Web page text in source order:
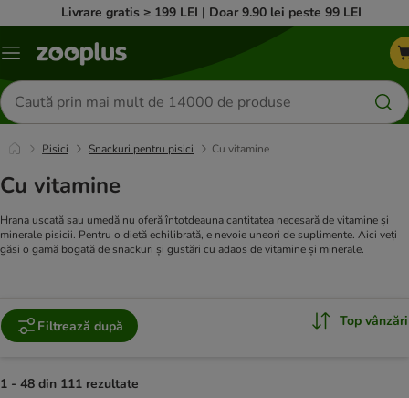
Livrare gratis ≥ 199 LEI | Doar 9.90 lei peste 99 LEI
Categorii
Căutare
produse
Pisici Snackuri pentru pisici Cu vitamine
Cu vitamine
Hrana uscată sau umedă nu oferă întotdeauna cantitatea necesară de vitamine și
minerale pisicii. Pentru o dietă echilibrată, e nevoie uneori de suplimente. Aici veți
găsi o gamă bogată de snackuri și gustări cu adaos de vitamine și minerale.
Filtrează după Top vânzări
1 - 48 din 111 rezultate